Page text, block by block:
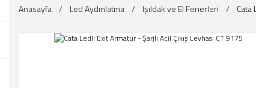
Anasayfa Led Aydınlatma Işıldak ve El Fenerleri Cata